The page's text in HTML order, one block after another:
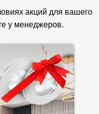
акций для вашего
у менеджеров.